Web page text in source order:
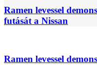
Ramen levessel
futását a Nissan
Ramen levessel